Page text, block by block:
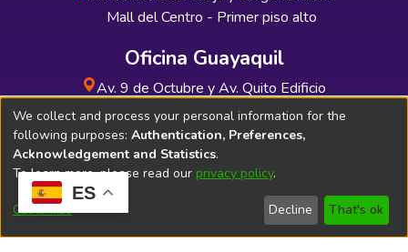
ES
Mall del Centro - Primer piso alto
Oficina Guayaquil
Av. 9 de Octubre y Av. Quito Edificio
INDUAUTO - Planta baja
Soporte Técnico Bibliolatino.com
We collect and process your personal information for the
following purposes: Authentication, Preferences,
Acknowledgement and Statistics.
To learn more, please read our privacy policy.
Customize Decline That's ok